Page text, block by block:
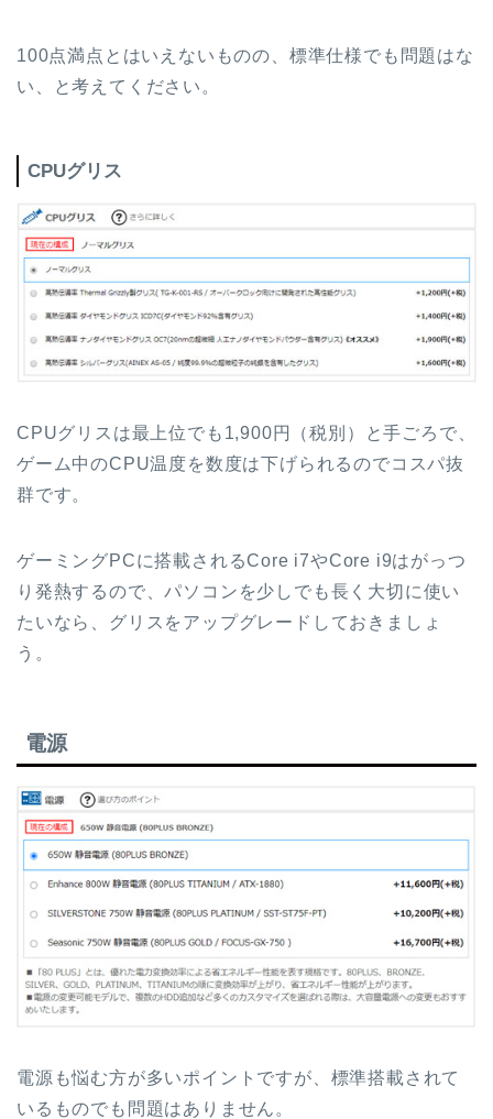
100点満点とはいえないものの、標準仕様でも問題はな
い、と考えてください。
CPUグリス
CPUグリスは最上位でも1,900円（税別）と手ごろで、
ゲーム中のCPU温度を数度は下げられるのでコスパ抜
群です。
ゲーミングPCに搭載されるCore i7やCore i9はがっつ
り発熱するので、パソコンを少しでも長く大切に使い
たいなら、グリスをアップグレードしておきましょ
う。
電源
電源も悩む方が多いポイントですが、標準搭載されて
いるものでも問題はありません。